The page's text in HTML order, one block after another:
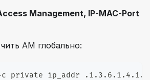
Management, IP-MAC-Port
AM глобально:
c private ip_addr